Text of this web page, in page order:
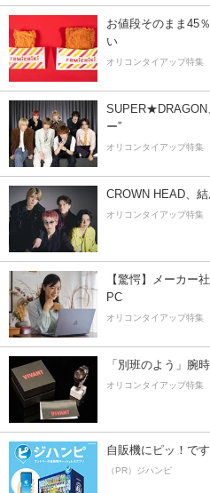
お値段そのまま45
い
オリコンタイアップ特集
SUPER★DRAGON
ー”
オリコンタイアップ特集
CROWN HEAD、
オリコンタイアップ特集
【驚愕】メーカー
PC
オリコンタイアップ特集
「別班のよう」腕
オリコンタイアップ特集
自販機にピッ！で
（PR）ジハンピ